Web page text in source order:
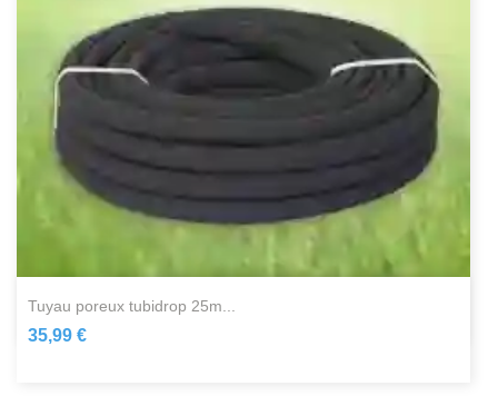
tuyau poreux tubidrop 25m...
35,99 €